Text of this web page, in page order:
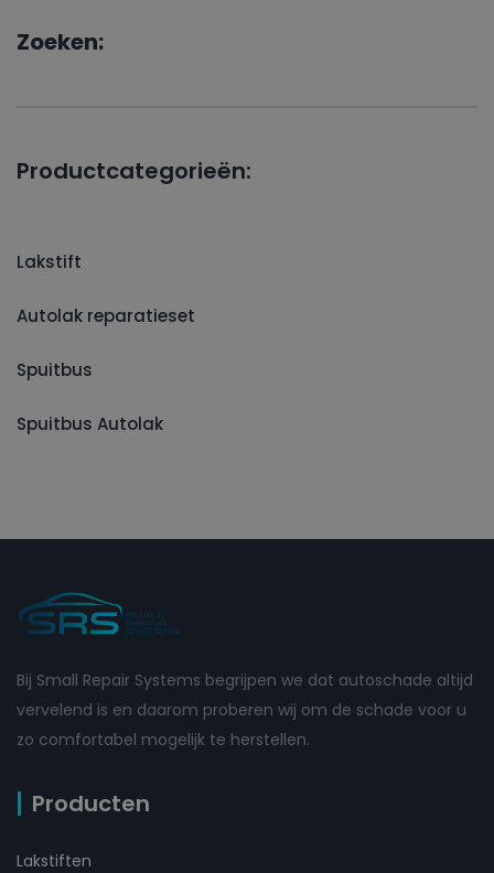
Zoeken:
Productcategorieën:
Lakstift
Autolak reparatieset
Spuitbus
Spuitbus Autolak
Bij Small Repair Systems begrijpen we dat autoschade altijd
vervelend is en daarom proberen wij om de schade voor u
zo comfortabel mogelijk te herstellen.
Producten
Lakstiften